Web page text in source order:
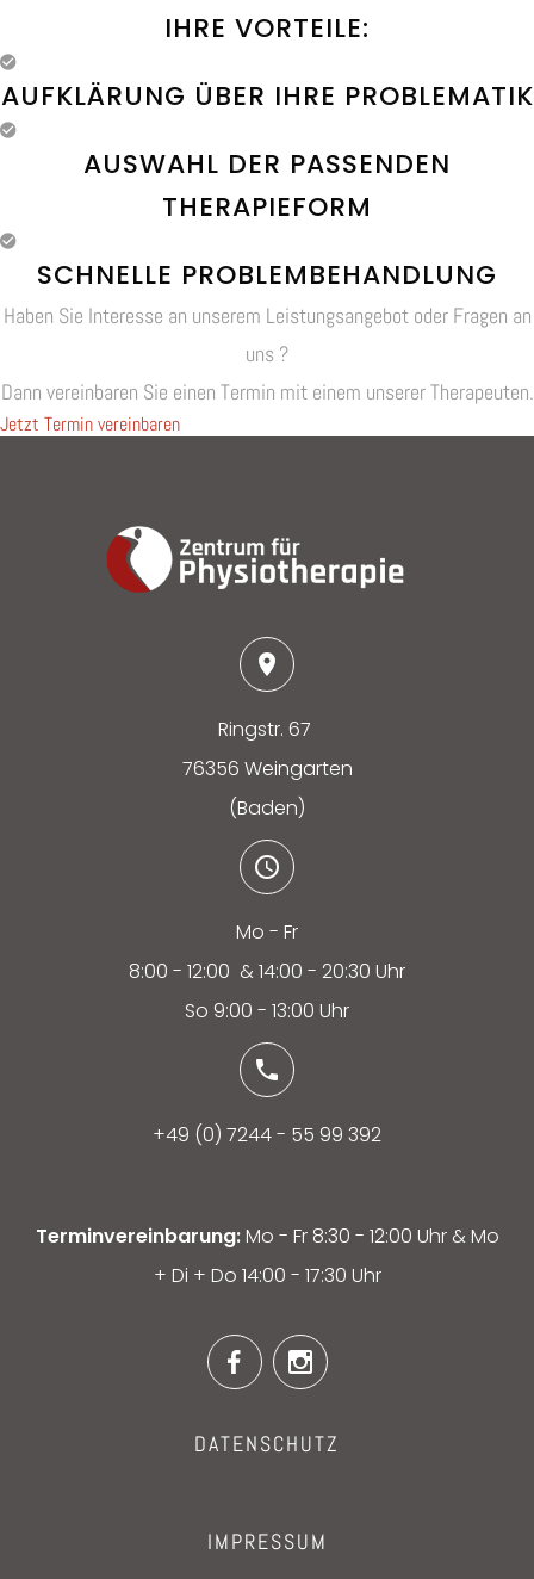
IHRE VORTEILE:
AUFKLÄRUNG ÜBER IHRE PROBLEMATIK
AUSWAHL DER PASSENDEN
THERAPIEFORM
SCHNELLE PROBLEMBEHANDLUNG
Haben Sie Interesse an unserem Leistungsangebot oder Fragen an
uns ?
Dann vereinbaren Sie einen Termin mit einem unserer Therapeuten.
Jetzt Termin vereinbaren
Ringstr. 67
76356 Weingarten
(Baden)
Mo - Fr
8:00 - 12:00 & 14:00 - 20:30 Uhr
So 9:00 - 13:00 Uhr
+49 (0) 7244 - 55 99 392
Terminvereinbarung:Mo - Fr 8:30 - 12:00 Uhr & Mo
+ Di + Do 14:00 - 17:30 Uhr
DATENSCHUTZ
IMPRESSUM